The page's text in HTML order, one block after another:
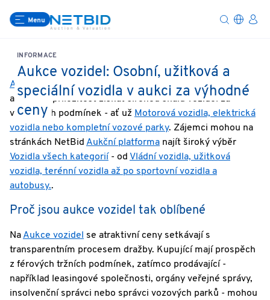
Menu
INFORMACE
Aukce vozidel: Osobní, užitková a
speciální vozidla v aukci za výhodné
ceny
Aukce vozidel nabízejí kupujícím, firmám a prodejcům
atraktivní příležitost získat širokou škálu vozidel za
výhodných podmínek - ať už Motorová vozidla, elektrická
vozidla nebo kompletní vozové parky. Zájemci mohou na
stránkách NetBid Aukční platforma najít široký výběr
Vozidla všech kategorií- od Vládní vozidla, užitková
vozidla, terénní vozidla až po sportovní vozidla a
autobusy..
Proč jsou aukce vozidel tak oblíbené
NaAukce vozidel se atraktivní ceny setkávají s
transparentním procesem dražby. Kupující mají prospěch
z férových tržních podmínek, zatímco prodávající -
například leasingové společnosti, orgány veřejné správy,
insolvenční správci nebo správci vozových parků - mohou